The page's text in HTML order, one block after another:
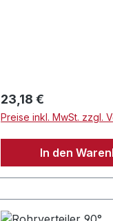
Regulärer Preis:
23,18 €
Preise inkl. MwSt. zzgl.
In den